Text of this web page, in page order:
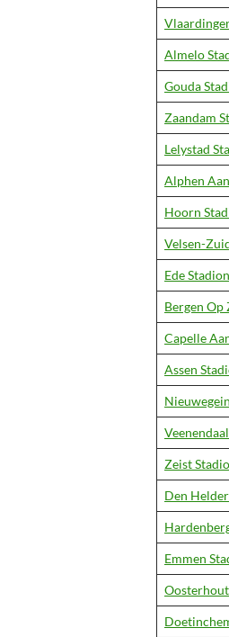
Almelo
Gouda
Zaandam
Lelystad
Alphen
Hoorn
Velsen-
Ede
Bergen Op
Capelle
Assen
Zeist
Den
Emmen
Oosterhout